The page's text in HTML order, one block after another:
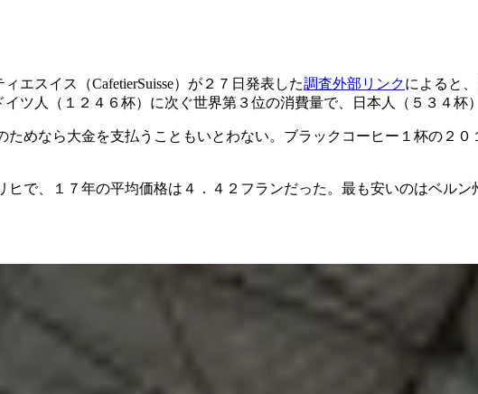
エスイス（CafetierSuisse）が２７日発表した調査外部リンクによると
ツ人（１２４６杯）に次ぐ世界第３位の消費量で、日本人（５３４
ためなら大金を支払うこともいとわない。ブラックコーヒー１杯の２
ヒで、１７年の平均価格は４．４２フランだった。最も安いのはベルン